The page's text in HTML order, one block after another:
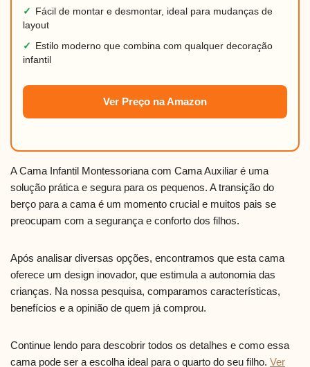
✓
Fácil de montar e desmontar, ideal para mudanças de
layout
✓
Estilo moderno que combina com qualquer decoração
infantil
Ver Preço na Amazon
A Cama Infantil Montessoriana com Cama Auxiliar é uma
solução prática e segura para os pequenos. A transição do
berço para a cama é um momento crucial e muitos pais se
preocupam com a segurança e conforto dos filhos.
Após analisar diversas opções, encontramos que esta cama
oferece um design inovador, que estimula a autonomia das
crianças. Na nossa pesquisa, comparamos características,
benefícios e a opinião de quem já comprou.
Continue lendo para descobrir todos os detalhes e como essa
cama pode ser a escolha ideal para o quarto do seu filho. Ver